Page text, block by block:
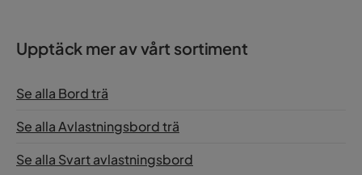
Upptäck mer av vårt sortiment
Se alla Bord trä
Se alla Avlastningsbord trä
Se alla Svart avlastningsbord